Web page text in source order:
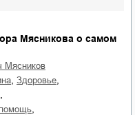
Мясникова о самом
Мясников
здоровье
помощь